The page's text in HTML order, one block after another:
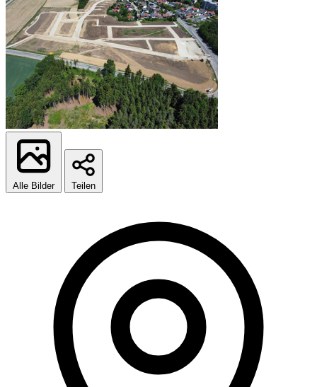
Alle Bilder Teilen